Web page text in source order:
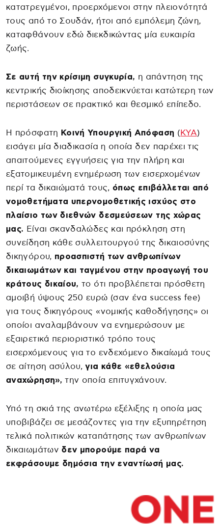
κατατρεγμένοι, προερχόμενοι στην πλειονότητά
τους από το Σουδάν, ήτοι από εμπόλεμη ζώνη,
καταφθάνουν εδώ διεκδικώντας μία ευκαιρία
ζωής.
Σε αυτή την κρίσιμη συγκυρία, η απάντηση της
κεντρικής διοίκησης αποδεικνύεται κατώτερη των
περιστάσεων σε πρακτικό και θεσμικό επίπεδο.
Η πρόσφατη Κοινή Υπουργική Απόφαση ( ΚΥΑ)
εισάγει μία διαδικασία η οποία δεν παρέχει τις
απαιτούμενες εγγυήσεις για την πλήρη και
εξατομικευμένη ενημέρωση των εισερχομένων
περί τα δικαιώματά τους, όπως επιβάλλεται από
νομοθετήματα υπερνομοθετικής ισχύος στο
πλαίσιο των διεθνών δεσμεύσεων της χώρας
μας. Είναι σκανδαλώδες και πρόκληση στη
συνείδηση κάθε συλλειτουργού της δικαιοσύνης
δικηγόρου, προασπιστή των ανθρωπίνων
δικαιωμάτων και ταγμένου στην προαγωγή του
κράτους δικαίου, το ότι προβλέπεται πρόσθετη
αμοιβή ύψους 250 ευρώ (σαν ένα success fee)
για τους δικηγόρους «νομικής καθοδήγησης» οι
οποίοι αναλαμβάνουν να ενημερώσουν με
εξαιρετικά περιοριστικό τρόπο τους
εισερχόμενους για το ενδεχόμενο δικαίωμά τους
σε αίτηση ασύλου,για κάθε «εθελούσια
αναχώρηση», την οποία επιτυγχάνουν.
Υπό τη σκιά της ανωτέρω εξέλιξης η οποία μας
υποβιβάζει σε μεσάζοντες για την εξυπηρέτηση
τελικά πολιτικών καταπάτησης των ανθρωπίνων
δικαιωμάτων δεν μπορούμε παρά να
εκφράσουμε δημόσια την εναντίωσή μας.